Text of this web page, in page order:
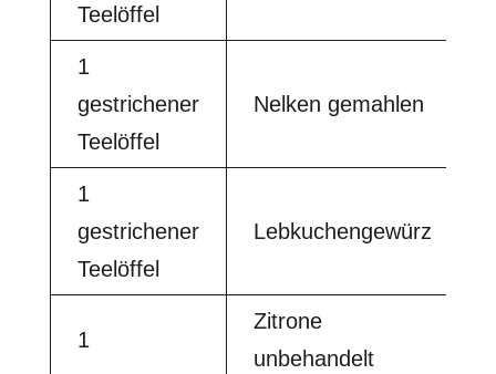
Teelöffel
1
gestrichener
Teelöffel
Nelken gemahlen
1
gestrichener
Teelöffel
Lebkuchengewürz
1
Zitrone
unbehandelt